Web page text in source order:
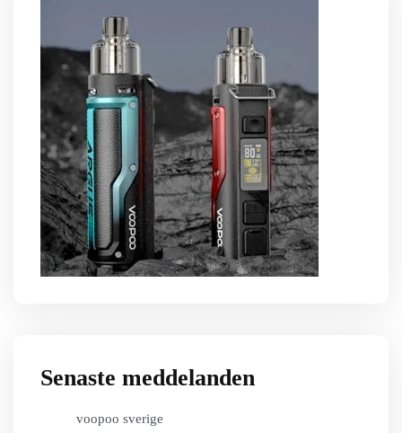
Senaste meddelanden
voopoo sverige